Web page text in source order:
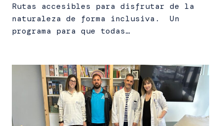
Rutas accesibles para disfrutar de la
naturaleza de forma inclusiva. Un
programa para que todas…